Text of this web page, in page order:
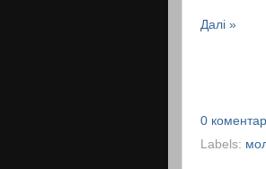
Далі »
0
Labels: